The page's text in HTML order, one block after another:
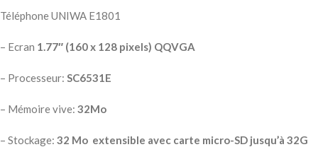
Téléphone UNIWA E1801
– Ecran 1.77″ (160 x 128 pixels) QQVGA
– Processeur: SC6531E
– Mémoire vive: 32Mo
– Stockage: 32 Mo extensible avec carte micro-SD jusqu’à 32G